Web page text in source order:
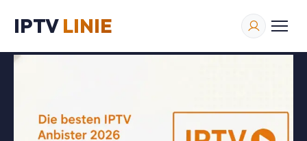
IPTV LINIE
Blog /
Allgemein
Die besten IPTV Anbieter 2026